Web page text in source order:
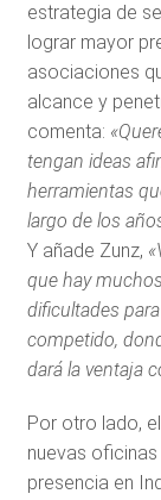
estrategia de
lograr mayor
asociaciones
alcance y
comenta:
tengan ideas
herramientas
largo de los
Y añade Zunz,
que hay
dificultades
competido,
dará la ventaja
Por otro lado,
nuevas
presencia en